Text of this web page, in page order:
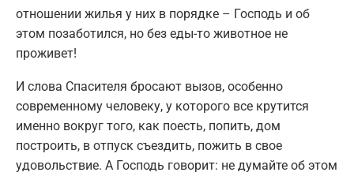
отношении жилья у них в порядке – Господь и об
этом позаботился, но без еды-то животное не
проживет!
И слова Спасителя бросают вызов, особенно
современному человеку, у которого все крутится
именно вокруг того, как поесть, попить, дом
построить, в отпуск съездить, пожить в свое
удовольствие. А Господь говорит: не думайте об этом